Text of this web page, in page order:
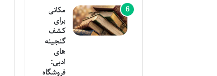
مکانی
برای
کشف
گنجینه
های
ادبی:
فروشگاه